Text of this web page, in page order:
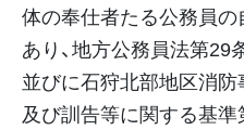
体の奉仕者たる公務員
あり、地方公務員法第
並びに石狩北部地区消
及び訓告等に関する基